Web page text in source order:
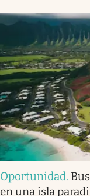
Oportunidad.
en una isla